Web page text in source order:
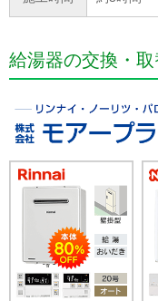
給湯器の交換・取